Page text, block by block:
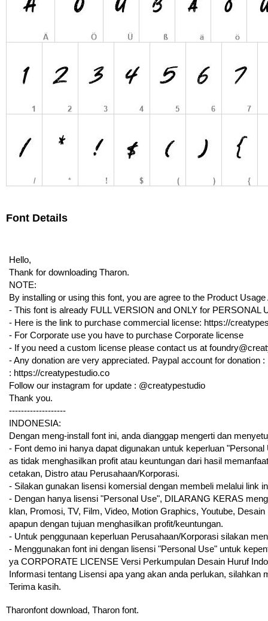
Font Details
Hello,
Thank for downloading Tharon.
NOTE:
By installing or using this font, you are agree to the Product
- This font is already FULL VERSION and ONLY for
- Here is the link to purchase commercial license: https://
- For Corporate use you have to purchase Corporate license
- If you need a custom license please contact us at
- Any donation are very appreciated. Paypal account for
: https://creatypestudio.co
Follow our instagram for update : @creatypestudio
Thank you.
-------------------
INDONESIA:
Dengan meng-install font ini, anda dianggap mengerti dan
- Font demo ini hanya dapat digunakan untuk keperluan
as tidak menghasilkan profit atau keuntungan dari hasil
cetakan, Distro atau Perusahaan/Korporasi.
- Silakan gunakan lisensi komersial dengan membeli melalui link
- Dengan hanya lisensi "Personal Use", DILARANG KERAS
klan, Promosi, TV, Film, Video, Motion Graphics, Youtube,
apapun dengan tujuan menghasilkan profit/keuntungan.
- Untuk penggunaan keperluan Perusahaan/Korporasi silakan
- Menggunakan font ini dengan lisensi "Personal Use" untuk
ya CORPORATE LICENSE Versi Perkumpulan Desain Huruf
Informasi tentang Lisensi apa yang akan anda perlukan,
Terima kasih.
Tharonfont download, Tharon font.